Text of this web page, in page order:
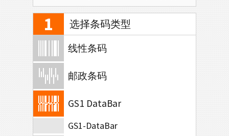
1 选择条码类型
线性条码
邮政条码
GS1 DataBar
GS1-DataBar